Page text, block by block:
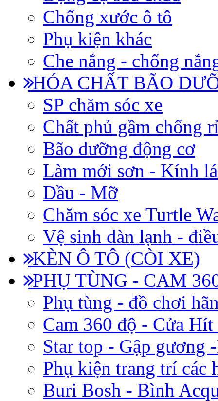
Chống xước ô tô
Phụ kiện khác
Che nắng - chống
HÓA CHẤT BÃO
SP chăm sóc xe
Chất phủ gầm chống
Bão dưỡng động cơ
Làm mới sơn - Kính
Dầu - Mỡ
Chăm sóc xe Turtle
Vệ sinh dàn lạnh -
KÈN Ô TÔ (CÒI XE)
PHỤ TÙNG - CAM
Phụ tùng - đồ chơi
Cam 360 độ - Cửa
Star top - Gập gương
Phụ kiện trang trí các
Buri Bosh - Bình